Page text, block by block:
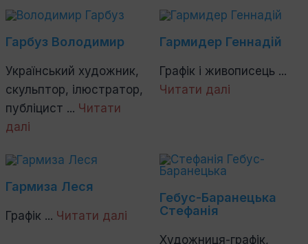
Гарбуз Володимир
Український художник,
скульптор, ілюстратор,
публіцист ... Читати
далі
Гармидер Геннадій
Графік і живописець ...
Читати далі
Гармиза Леся
Графік ... Читати далі
Гебус-Баранецька
Стефанія
Художниця-графік,